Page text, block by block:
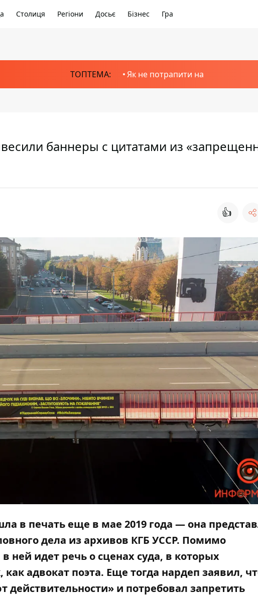
Столиця Регіони Досьє Бізнес Гра
ТОПТЕМА: Як не потрапити на
баннеры с цитатами из
👍
в печать еще в мае 2019 года — она
дела из архивов КГБ УССР. Помимо
ней идет речь о сценах суда, в которых
адвокат поэта. Еще тогда нардеп заявил,
действительности» и потребовал запретить